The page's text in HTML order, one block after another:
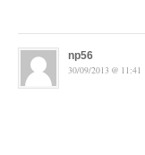
np56
30/09/2013 @ 11:41